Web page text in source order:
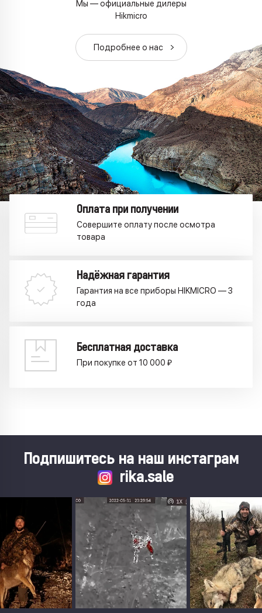
Мы — официальные дилеры
Hikmicro
Подробнее о наc
Оплата при получении
Совершите оплату после осмотра
товара
Надёжная гарантия
Гарантия на все приборы HIKMICRO — 3
года
Бесплатная доставка
При покупке от 10 000 ₽
Подпишитесь на наш инстаграм
rika.sale